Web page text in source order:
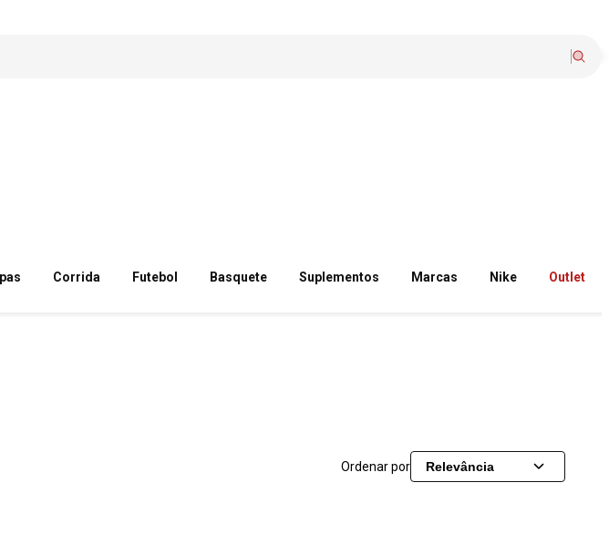
Corrida Futebol Basquete Suplementos Marcas Nike Outlet
Ordenar por Relevância